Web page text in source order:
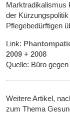
Marktradikalismus
der
Pflegebedürftigen
Link:
2009 + 2008
Quelle: Büro
Weitere Artikel,
zum Thema